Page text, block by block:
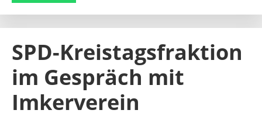
SPD-Kreistagsfraktion
im Gespräch mit
Imkerverein